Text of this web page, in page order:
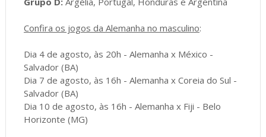
Confira os jogos da Alemanha no masculino:
Dia 4 de agosto, às 20h - Alemanha x México -
Salvador (BA)
Dia 7 de agosto, às 16h - Alemanha x Coreia do Sul -
Salvador (BA)
Dia 10 de agosto, às 16h - Alemanha x Fiji - Belo
Horizonte (MG)